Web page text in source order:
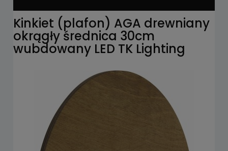
Kinkiet (plafon) AGA drewniany
okrągły średnica 30cm
wubdowany LED TK Lighting